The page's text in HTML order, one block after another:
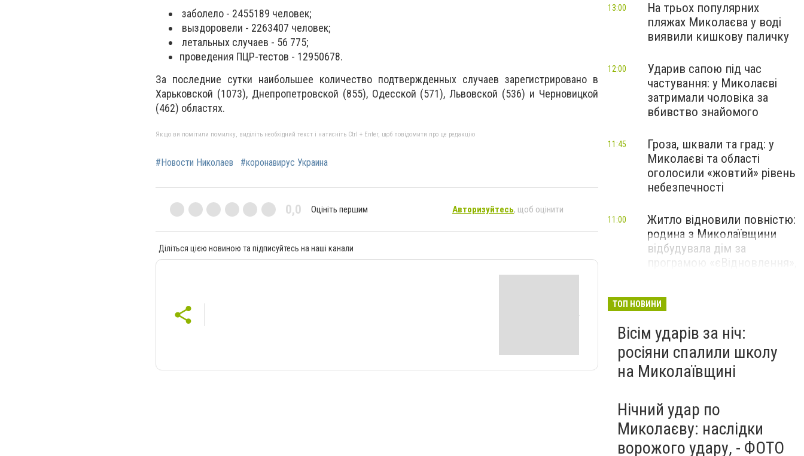
заболело - 2455189 человек;
выздоровели - 2263407 человек;
летальных случаев - 56 775;
проведения ПЦР-тестов - 12950678.
За последние сутки наибольшее количество подтвержденных случаев зарегистрировано в
Харьковской (1073), Днепропетровской (855), Одесской (571), Львовской (536) и Черновицкой
(462) областях.
Якщо ви помітили помилку, виділіть необхідний текст і натисніть Ctrl + Enter, щоб повідомити про це редакцію
#Новости Николаев #коронавирус Украина
0,0 Оцініть першим Авторизуйтесь, щоб оцінити
Діліться цією новиною та підписуйтесь на наші канали
На трьох популярних
пляжах Миколаєва у воді
виявили кишкову паличку
13:00
Ударив сапою під час
частування: у Миколаєві
затримали чоловіка за
вбивство знайомого
12:00
Гроза, шквали та град: у
Миколаєві та області
оголосили «жовтий» рівень
небезпечності
11:45
Житло відновили повністю:
родина з Миколаївщини
відбудувала дім за
програмою «єВідновлення»,
11:00
ТОП НОВИНИ
Вісім ударів за ніч:
росіяни спалили школу
на Миколаївщині
Нічний удар по
Миколаєву: наслідки
ворожого удару, - ФОТО